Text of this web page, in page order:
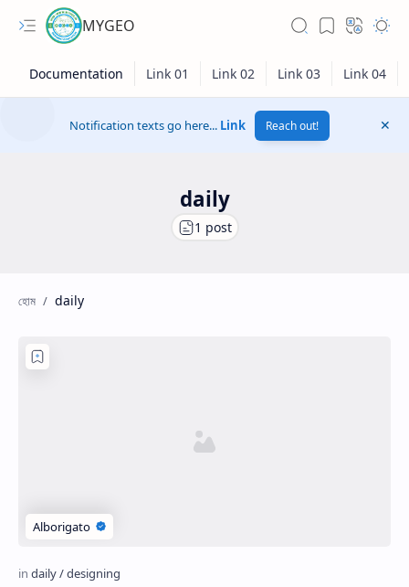
MYGEO
Notification texts go here... Link Reach out!
daily
daily